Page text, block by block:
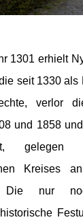
1301 erhielt
seit 1330 als
verlor
und 1858
Kreises
Die nur